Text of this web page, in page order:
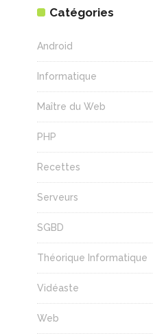
Catégories
Android
Informatique
Maître du Web
PHP
Recettes
Serveurs
SGBD
Théorique Informatique
Vidéaste
Web